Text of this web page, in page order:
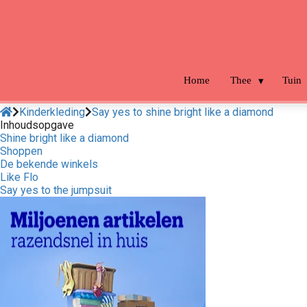
Home Thee Tuin
Kinderkleding Say yes to shine bright like a diamond
Inhoudsopgave
Shine bright like a diamond
Shoppen
De bekende winkels
Like Flo
Say yes to the jumpsuit
gebruikt
bezoekers te
op de
Hierdoor
website-
relevante
tonen
op het
van deze